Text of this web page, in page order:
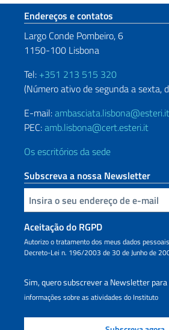
Seção de rodapé
Endereços e contatos
Largo Conde Pombeiro, 6
1150-100 Lisbona
Tel: +351 213 515 320
(Número ativo de segunda a sexta,
E-mail:ambasciata.lisbona@esteri.it
PEC:amb.lisbona@cert.esteri.it
Os escritórios da sede
Subscreva a nossa Newsletter
Inserisci la tua email
Aceitação do RGPD
Autorizo o tratamento dos meus dados
Decreto-Lei n. 196/2003 de 30 de Junho de
Sim, quero subscrever a Newsletter
informações sobre as atividades do Instituto